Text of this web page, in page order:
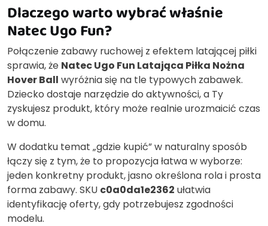
Dlaczego warto wybrać właśnie
Natec Ugo Fun?
Połączenie zabawy ruchowej z efektem latającej piłki
sprawia, że Natec Ugo Fun Latająca Piłka Nożna
Hover Ball wyróżnia się na tle typowych zabawek.
Dziecko dostaje narzędzie do aktywności, a Ty
zyskujesz produkt, który może realnie urozmaicić czas
w domu.
W dodatku temat „gdzie kupić” w naturalny sposób
łączy się z tym, że to propozycja łatwa w wyborze:
jeden konkretny produkt, jasno określona rola i prosta
forma zabawy. SKU c0a0da1e2362 ułatwia
identyfikację oferty, gdy potrzebujesz zgodności
modelu.